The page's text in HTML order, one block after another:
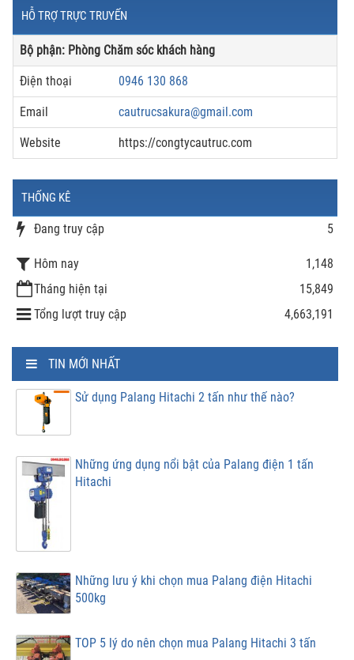
HỖ TRỢ TRỰC TRUYẾN
Bộ phận: Phòng Chăm sóc khách hàng
Điện thoại 0946 130 868
Email cautrucsakura@gmail.com
Website https://congtycautruc.com
THỐNG KÊ
Đang truy cập 5
Hôm nay
1,148
Tháng hiện tại
15,849
Tổng lượt truy cập
4,663,191
TIN MỚI NHẤT
Sử dụng Palang Hitachi 2 tấn như thế nào?
Những ứng dụng nổi bật của Palang điện 1 tấn
Hitachi
Những lưu ý khi chọn mua Palang điện Hitachi
500kg
TOP 5 lý do nên chọn mua Palang Hitachi 3 tấn